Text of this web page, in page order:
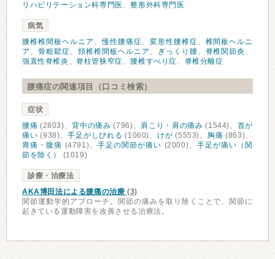
リハビリテーション科専門医 、整形外科専門医
病気
腰椎椎間板ヘルニア 、慢性腰痛症、 変形性腰椎症、 椎間板ヘルニ
ア 、 骨粗鬆症、 頚椎椎間板ヘルニア 、 ぎっくり腰、 脊椎関節炎 、
強直性脊椎炎 、 脊柱管狭窄症、 腰椎すべり症、 脊椎分離症
腰痛症の関連項目（口コミ検索）
症状
腰痛 (2803)、背中の痛み (796)、 肩こり・肩の痛み (1544)、 首が
痛い (938)、手足がしびれる (1060)、 けが (5553)、 胸痛 (863)、
胃痛・腹痛 (4791)、 手足の関節が痛い (2000)、 手足が痛い（関
節を除く）
(1019)
診療・治療法
AKA博田法による腰痛の治療 (3)
関節運動学的アプローチ。関節の痛みを取り除くことで、関節に
起きている運動障害を改善させる治療法。